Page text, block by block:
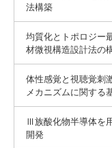
法構築
均質化とトポロジー
材微視構造設計法の
体性感覚と視聴覚刺
メカニズムに関する
Ⅲ族酸化物半導体を
開発